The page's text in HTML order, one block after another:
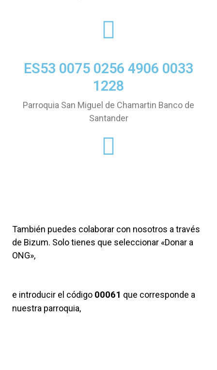
ES53 0075 0256 4906 0033
1228
Parroquia San Miguel de Chamartin Banco de
Santander
También puedes colaborar con nosotros a través
de Bizum. Solo tienes que seleccionar «Donar a
ONG»,
e introducir el código 00061 que corresponde a
nuestra parroquia,